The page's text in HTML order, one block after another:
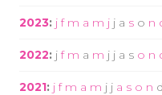
2023: j f m a m j j a s o n
2022: j f m a m j j a s o n
2021: j f m a m j j a s o n d